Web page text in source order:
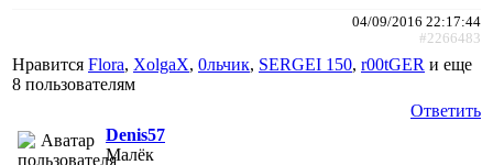
04/09/2016 22:17:44
#2266483
Нравится Flora, XolgaX, 0льчик, SERGEI 150, r00tGER и еще
8 пользователям
Ответить
Denis57
Малёк